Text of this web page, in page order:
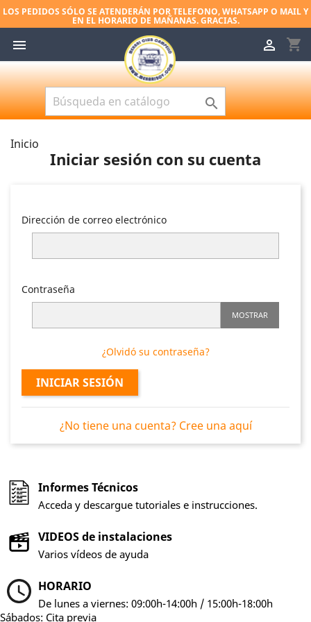
LOS PEDIDOS SÓLO SE ATENDERÁN POR TELEFONO, WHATSAPP O MAIL Y
EN EL HORARIO DE MAÑANAS. GRACIAS.
 shopping_cart


Inicio
Iniciar sesión con su cuenta
Dirección de correo electrónico
Contraseña
MOSTRAR
¿Olvidó su contraseña?
INICIAR SESIÓN
¿No tiene una cuenta? Cree una aquí
Informes Técnicos
Acceda y descargue tutoriales e instrucciones.
VIDEOS de instalaciones
Varios vídeos de ayuda
HORARIO
De lunes a viernes: 09:00h-14:00h / 15:00h-18:00h
Sábados: Cita previa